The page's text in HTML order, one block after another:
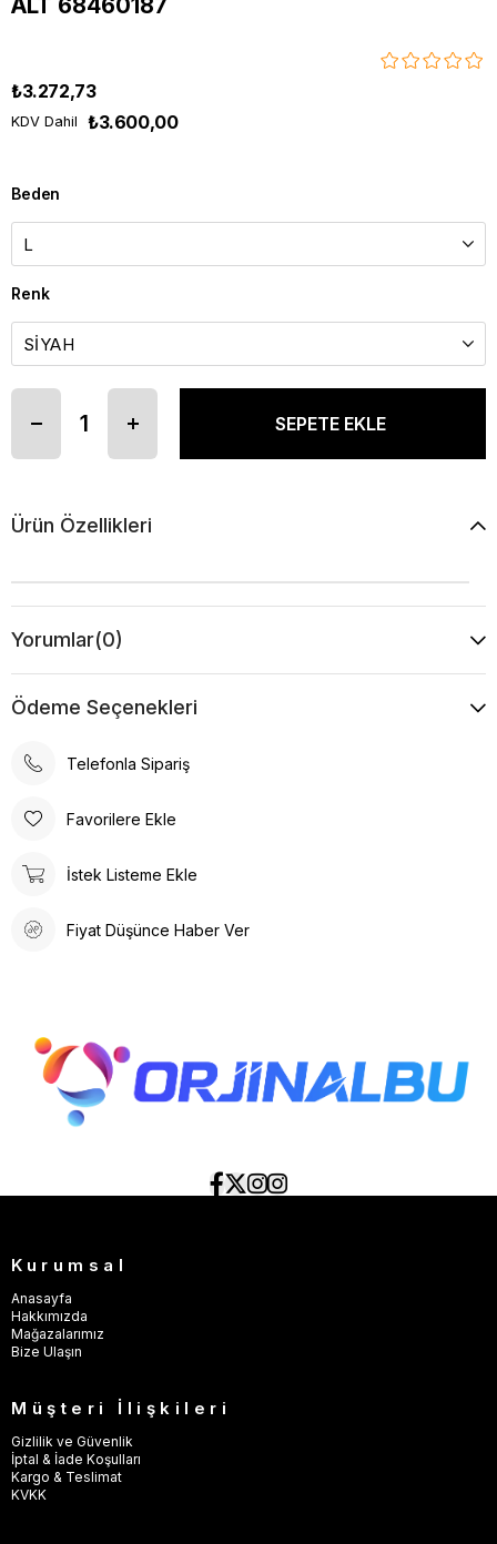
ALT 68460187
₺3.272,73
KDV Dahil ₺3.600,00
Beden
Renk
Ürün Özellikleri
Yorumlar(0)
Ödeme Seçenekleri
Telefonla Sipariş
Favorilere Ekle
İstek Listeme Ekle
Fiyat Düşünce Haber Ver
Kurumsal
Anasayfa
Hakkımızda
Mağazalarımız
Bize Ulaşın
Müşteri İlişkileri
Gizlilik ve Güvenlik
İptal & İade Koşulları
Kargo & Teslimat
KVKK